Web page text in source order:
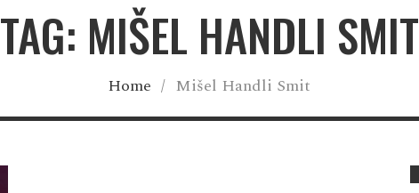
TAG: MIŠEL HANDLI SMIT
Home / Mišel Handli Smit